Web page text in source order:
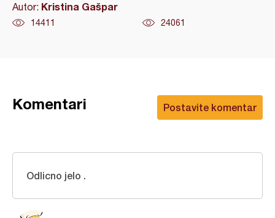
Autor: Kristina Gašpar
14411 24061
Postavite komentar
Komentari
Odlicno jelo .